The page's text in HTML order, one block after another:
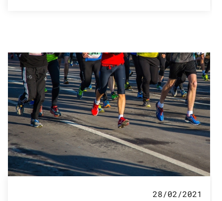
28/02/2021